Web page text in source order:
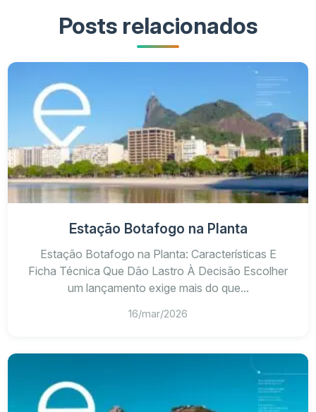
Posts relacionados
Estação Botafogo na Planta
Estação Botafogo na Planta: Características E
Ficha Técnica Que Dão Lastro À Decisão Escolher
um lançamento exige mais do que...
16/mar/2026